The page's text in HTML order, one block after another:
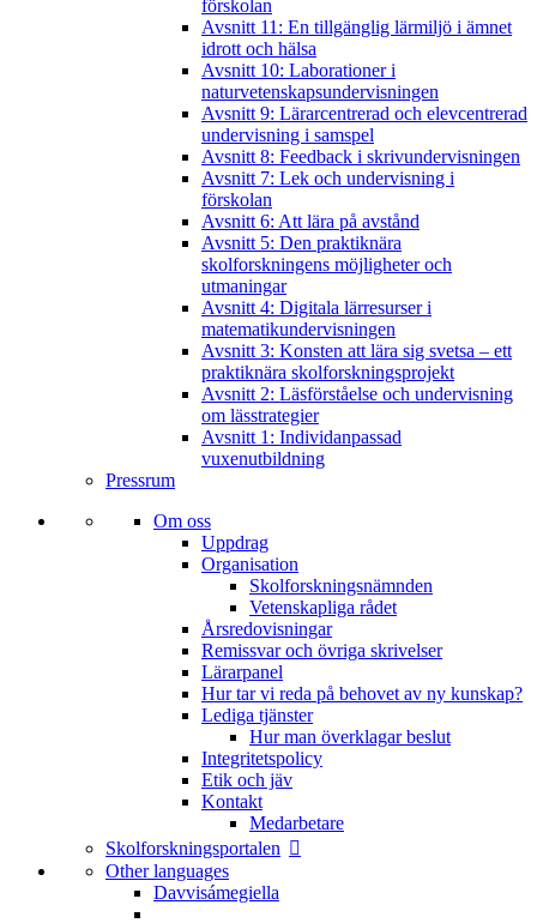
förskolan
Avsnitt 11: En tillgänglig lärmiljö i ämnet
idrott och hälsa
Avsnitt 10: Laborationer i
naturvetenskapsundervisningen
Avsnitt 9: Lärarcentrerad och elevcentrerad
undervisning i samspel
Avsnitt 8: Feedback i skrivundervisningen
Avsnitt 7: Lek och undervisning i
förskolan
Avsnitt 6: Att lära på avstånd
Avsnitt 5: Den praktiknära
skolforskningens möjligheter och
utmaningar
Avsnitt 4: Digitala lärresurser i
matematikundervisningen
Avsnitt 3: Konsten att lära sig svetsa – ett
praktiknära skolforskningsprojekt
Avsnitt 2: Läsförståelse och undervisning
om lässtrategier
Avsnitt 1: Individanpassad
vuxenutbildning
Pressrum
Om oss
Uppdrag
Organisation
Skolforskningsnämnden
Vetenskapliga rådet
Årsredovisningar
Remissvar och övriga skrivelser
Lärarpanel
Hur tar vi reda på behovet av ny kunskap?
Lediga tjänster
Hur man överklagar beslut
Integritetspolicy
Etik och jäv
Kontakt
Medarbetare
Skolforskningsportalen
Other languages
Davvisámegiella